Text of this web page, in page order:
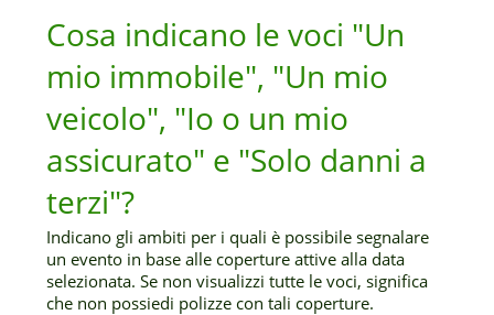
Cosa indicano le voci "Un
mio immobile", "Un mio
veicolo", "Io o un mio
assicurato" e "Solo danni a
terzi"?
Indicano gli ambiti per i quali è possibile segnalare
un evento in base alle coperture attive alla data
selezionata. Se non visualizzi tutte le voci, significa
che non possiedi polizze con tali coperture.